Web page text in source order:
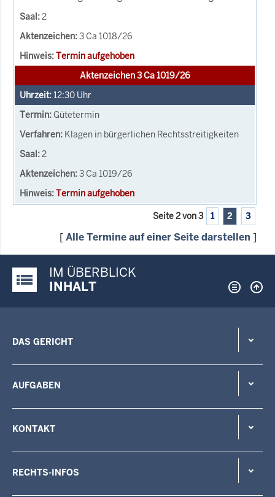
2
3 Ca 1018/26
Termin aufgehoben
Aktenzeichen 3 Ca 1019/26
12:30 Uhr
Gütetermin
Klagen in bürgerlichen Rechtsstreitigkeiten
2
3 Ca 1019/26
Termin aufgehoben
Seite 2 von 3 1 2 3
[Alle Termine auf einer Seite darstellen ]
Justiz-Portal im Überblick:
IM ÜBERBLICK
INHALT
DAS GERICHT
AUFGABEN
KONTAKT
RECHTS-INFOS